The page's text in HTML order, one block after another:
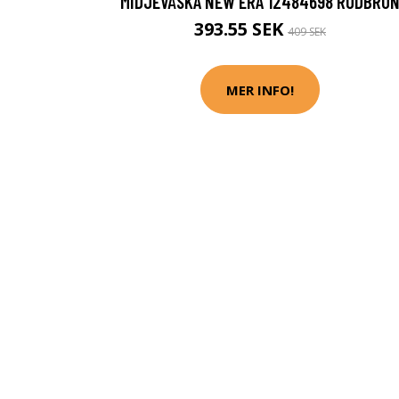
393.55 SEK 409 SEK
MER INFO!